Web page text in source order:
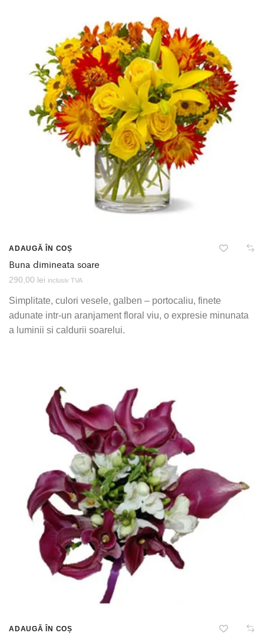
ADAUGĂ ÎN COȘ
Buna dimineata soare
290,00 lei inclusiv TVA
Simplitate, culori vesele, galben – portocaliu, finete
adunate intr-un aranjament floral viu, o expresie minunata
a luminii si caldurii soarelui.
ADAUGĂ ÎN COȘ